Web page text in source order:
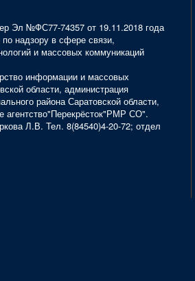
Эл №ФС77-74357 от 19.11.2018 года
надзору в сфере связи,
и массовых коммуникаций
информации и массовых
области, администрация
района Саратовской области,
СО".
Л.В. Тел. 8(84540)4-20-72; отдел